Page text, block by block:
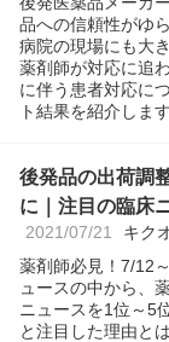
品への信頼性がゆ
病院の現場にも大
薬剤師が対応に追
に伴う患者対応に
ト結果を紹介します
後発品の出荷調
に｜注目の臨床
2021/07/21 キク
薬剤師必見！7/12
ュースの中から、
ニュースを1位～5
と注目した理由と